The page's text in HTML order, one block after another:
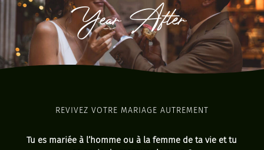
Year After
REVIVEZ VOTRE MARIAGE AUTREMENT
Tu es mariée à l’homme ou à la femme de ta vie et tu